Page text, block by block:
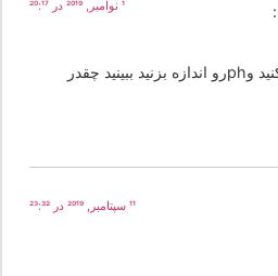
سلام، کامل باهم ترکیب کنید وphرو اندازه بزنید ببینید چقدر